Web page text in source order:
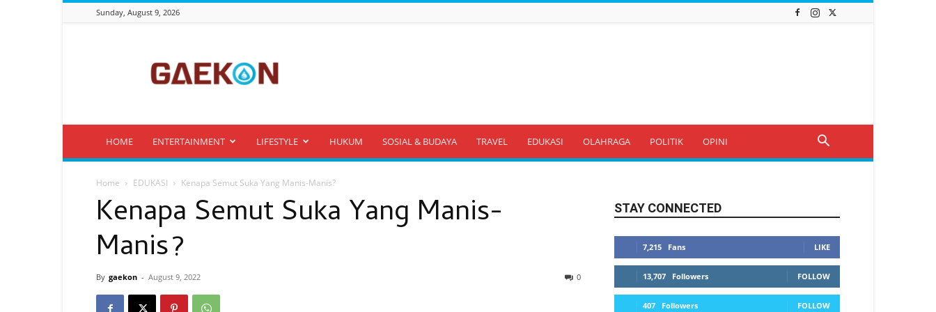
Sunday, August 9, 2026
HOME ENTERTAINMENT LIFESTYLE HUKUM SOSIAL & BUDAYA TRAVEL EDUKASI OLAHRAGA POLITIK OPINI
Home EDUKASI Kenapa Semut Suka Yang Manis-Manis?
Kenapa Semut Suka Yang Manis-
Manis?
By gaekon - August 9, 2022 0
STAY CONNECTED
7,215 Fans LIKE
13,707 Followers FOLLOW
407 Followers FOLLOW